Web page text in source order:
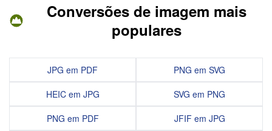
Conversões de imagem mais
populares
JPG em PDF
HEIC em JPG
PNG em PDF
PNG em SVG
SVG em PNG
JFIF em JPG